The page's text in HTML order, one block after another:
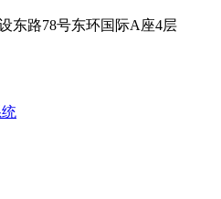
东路78号东环国际A座4层